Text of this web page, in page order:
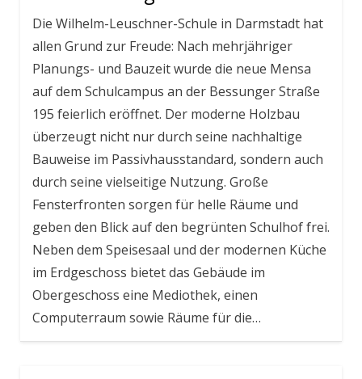
Die Wilhelm-Leuschner-Schule in Darmstadt hat
allen Grund zur Freude: Nach mehrjähriger
Planungs- und Bauzeit wurde die neue Mensa
auf dem Schulcampus an der Bessunger Straße
195 feierlich eröffnet. Der moderne Holzbau
überzeugt nicht nur durch seine nachhaltige
Bauweise im Passivhausstandard, sondern auch
durch seine vielseitige Nutzung. Große
Fensterfronten sorgen für helle Räume und
geben den Blick auf den begrünten Schulhof frei.
Neben dem Speisesaal und der modernen Küche
im Erdgeschoss bietet das Gebäude im
Obergeschoss eine Mediothek, einen
Computerraum sowie Räume für die…